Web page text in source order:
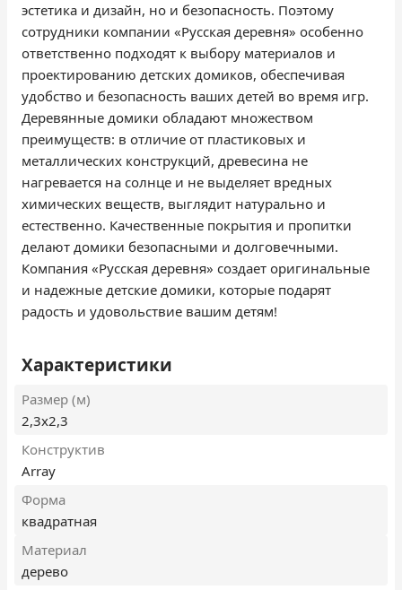
эстетика и дизайн, но и безопасность. Поэтому
сотрудники компании «Русская деревня» особенно
ответственно подходят к выбору материалов и
проектированию детских домиков, обеспечивая
удобство и безопасность ваших детей во время игр.
Деревянные домики обладают множеством
преимуществ: в отличие от пластиковых и
металлических конструкций, древесина не
нагревается на солнце и не выделяет вредных
химических веществ, выглядит натурально и
естественно. Качественные покрытия и пропитки
делают домики безопасными и долговечными.
Компания «Русская деревня» создает оригинальные
и надежные детские домики, которые подарят
радость и удовольствие вашим детям!
Характеристики
Размер (м)
2,3х2,3
Конструктив
Array
Форма
квадратная
Материал
дерево